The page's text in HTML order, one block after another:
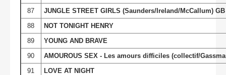
87
JUNGLE STREET GIRLS (Saunders/Ireland/McCallum) GB
88
NOT TONIGHT HENRY
89
YOUNG AND BRAVE
90
AMOUROUS SEX - Les amours difficiles (collectif/
91
LOVE AT NIGHT